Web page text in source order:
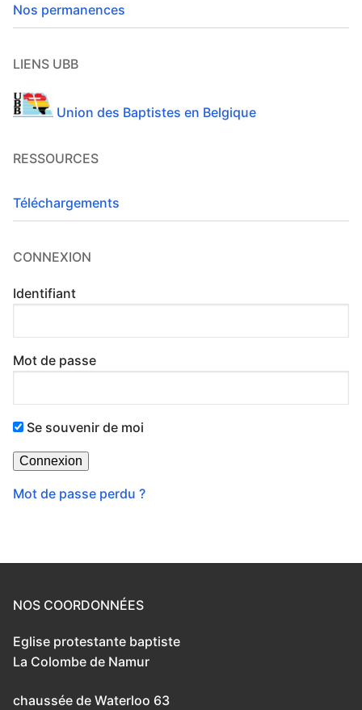
Nos permanences
LIENS UBB
Union des Baptistes en Belgique
RESSOURCES
Téléchargements
CONNEXION
Identifiant
Mot de passe
Se souvenir de moi
Mot de passe perdu ?
NOS COORDONNÉES
Eglise protestante baptiste
La Colombe de Namur
chaussée de Waterloo 63